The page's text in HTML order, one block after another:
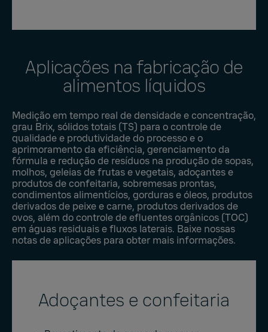
Aplicações na fabricação de
alimentos líquidos
Medição em tempo real de densidade e concentração,
grau Brix, sólidos totais (TS) para o controle de
qualidade e produtividade do processo e o
aprimoramento da eficiência, gerenciamento da
fórmula e redução de resíduos na produção de sopas,
molhos, geleias de frutas e vegetais, adoçantes e
produtos de confeitaria, sobremesas prontas,
condimentos alimentícios, gorduras e óleos, produtos
derivados de peixe e carne, produtos derivados de
ovos, além do controle de efluentes orgânicos (TOC)
em águas residuais e fluxos laterais. Baixe nossas
notas de aplicações para obter mais informações.
Adoçantes e confeitaria